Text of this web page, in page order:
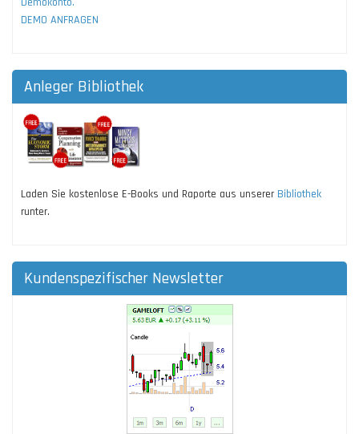
DEMO ANFRAGEN
Anleger Bibliothek
Laden Sie kostenlose E-Books und Raporte aus unserer Bibliothek
runter.
Kundenspezifischer Newsletter